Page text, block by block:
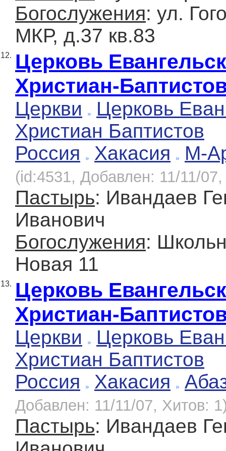
Богослужения: ул.
МКР, д.37 кв.83
12. Церковь
Христиан-
Церкви
Церковь
Христиан Баптистов
Россия
Хакасия М-
(id:4531, Добавлен: 11/11/
Пастырь: Ивандаев
Иванович
Богослужения:
Новая 11
13. Церковь
Христиан-
Церкви
Церковь
Христиан Баптистов
Россия
Хакасия
Добавлен: 11/11/07, Хитов:
Пастырь: Ивандаев